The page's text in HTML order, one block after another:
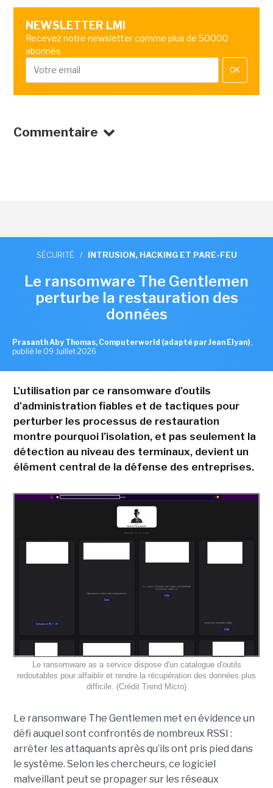
NEWSLETTER LMI
Recevez notre newsletter comme plus de 50000
abonnés
OK
Commentaire
SÉCURITÉ / INTRUSION, HACKING ET PARE-FEU
Le ransomware The Gentlemen
perturbe la restauration des
données
Prasanth Aby Thomas, Computerworld (adapté par Jean Elyan) ,
publié le 09 Juillet 2026
L'utilisation par ce ransomware d'outils
d'administration fiables et de tactiques pour
perturber les processus de restauration
montre pourquoi l'isolation, et pas seulement la
détection au niveau des terminaux, devient un
élément central de la défense des entreprises.
Le ransomware as a service dispose d'un catalogue d'outils
redoutables pour affaiblir et rendre la récupération des données plus
difficile. (Crédit Trend Micro)
Le ransomware The Gentlemen met en évidence un
défi auquel sont confrontés de nombreux RSSI :
arrêter les attaquants après qu’ils ont pris pied dans
le système. Selon les chercheurs, ce logiciel
malveillant peut se propager sur les réseaux